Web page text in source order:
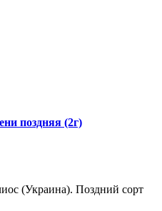
поздняя (2г)
(Украина). Поздний сорт